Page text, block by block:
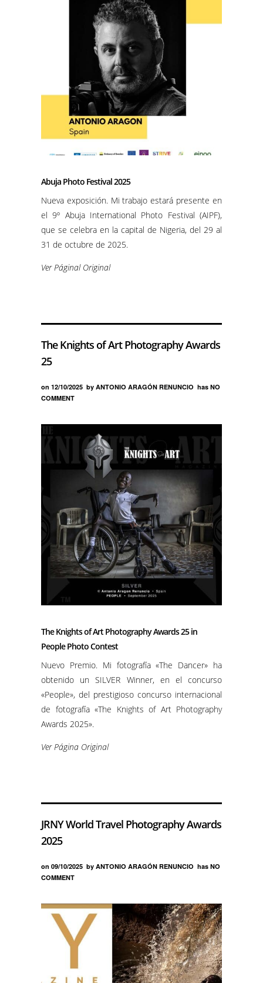
Abuja Photo Festival 2025
Nueva exposición. Mi trabajo estará presente en
el 9º Abuja International Photo Festival (AIPF),
que se celebra en la capital de Nigeria, del 29 al
31 de octubre de 2025.
Ver Páginal Original
The Knights of Art Photography Awards
25
on 12/10/2025 by ANTONIO ARAGÓN RENUNCIO has NO
COMMENT
The Knights of Art Photography Awards 25 in
People Photo Contest
Nuevo Premio. Mi fotografía «The Dancer» ha
obtenido un SILVER Winner, en el concurso
«People», del prestigioso concurso internacional
de fotografía «The Knights of Art Photography
Awards 2025».
Ver Página Original
JRNY World Travel Photography Awards
2025
on 09/10/2025 by ANTONIO ARAGÓN RENUNCIO has NO
COMMENT